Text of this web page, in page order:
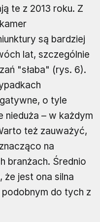
te z 2013 roku. Z
są bardziej
lat, szczególnie
"słaba" (rys. 6).
o tyle
nieduża – w każdym
też zauważyć,
na
branżach. Średnio
że jest ona silna
do tych z